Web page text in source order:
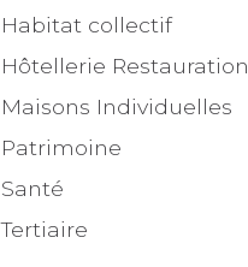
Habitat collectif
Hôtellerie Restauration
Maisons Individuelles
Patrimoine
Santé
Tertiaire